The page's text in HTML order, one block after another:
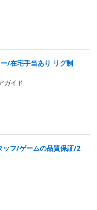
/在宅手当あり リグ制
ガイド
ッフ/ゲームの品質保証/2